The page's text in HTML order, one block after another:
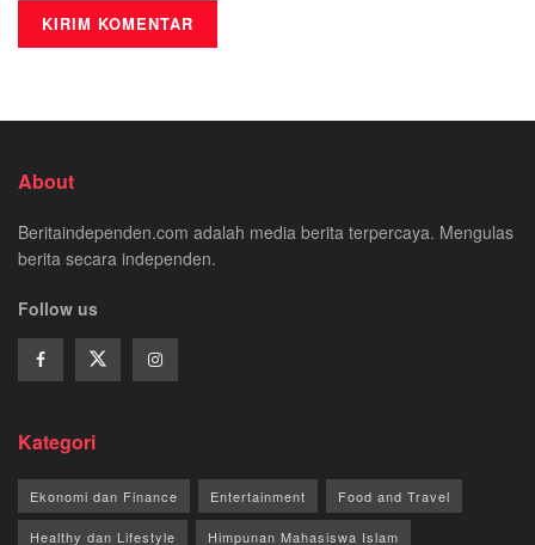
About
Beritaindependen.com adalah media berita terpercaya. Mengulas
berita secara independen.
Follow us
Kategori
Ekonomi dan Finance Entertainment Food and Travel
Healthy dan Lifestyle Himpunan Mahasiswa Islam